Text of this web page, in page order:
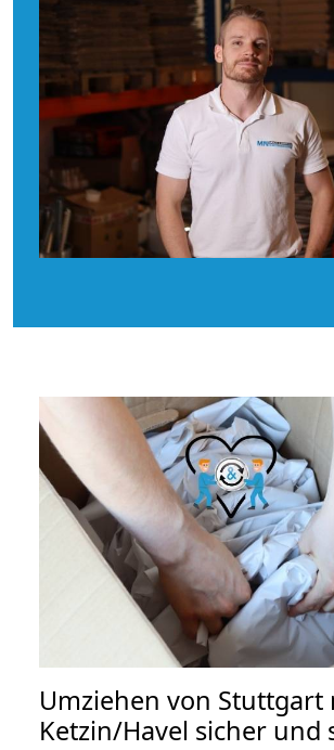
Umziehen von Stuttgart
Ketzin/Havel sicher und